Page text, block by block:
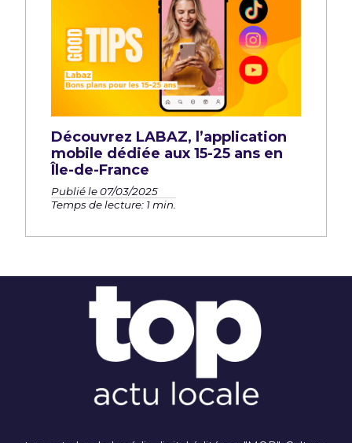
Découvrez LABAZ, l’application
mobile dédiée aux 15-25 ans en
Île-de-France
Publié le 07/03/2025
Temps de lecture: 1 min.